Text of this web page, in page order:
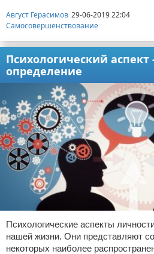
Август Герасимов 29-06-2019 22:04
Самосовершенствование
Психологический аспект
определение
Психологические аспекты
нашей жизни. Они представляют
некоторых наиболее